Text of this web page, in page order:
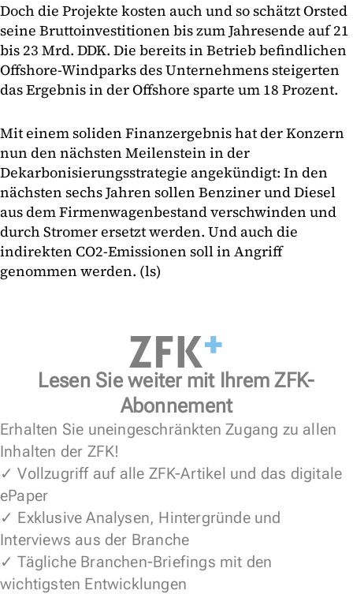
Doch die Projekte kosten auch und so schätzt Orsted
seine Bruttoinvestitionen bis zum Jahresende auf 21
bis 23 Mrd. DDK. Die bereits in Betrieb befindlichen
Offshore-Windparks des Unternehmens steigerten
das Ergebnis in der Offshore sparte um 18 Prozent.
Mit einem soliden Finanzergebnis hat der Konzern
nun den nächsten Meilenstein in der
Dekarbonisierungsstrategie angekündigt: In den
nächsten sechs Jahren sollen Benziner und Diesel
aus dem Firmenwagenbestand verschwinden und
durch Stromer ersetzt werden. Und auch die
indirekten CO2-Emissionen soll in Angriff
genommen werden. (ls)
Lesen Sie weiter mit Ihrem ZFK-
Abonnement
Erhalten Sie uneingeschränkten Zugang zu allen
Inhalten der ZFK!
✓ Vollzugriff auf alle ZFK-Artikel und das digitale
ePaper
✓ Exklusive Analysen, Hintergründe und
Interviews aus der Branche
✓ Tägliche Branchen-Briefings mit den
wichtigsten Entwicklungen